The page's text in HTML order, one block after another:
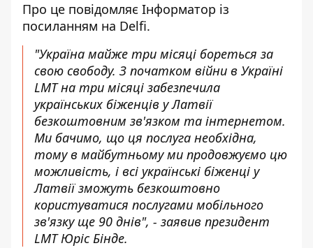
Про це повідомляє Інформатор із
посиланням на Delfi.
"Україна майже три місяці бореться за
свою свободу. З початком війни в Україні
LMT на три місяці забезпечила
українських біженців у Латвії
безкоштовним зв'язком та інтернетом.
Ми бачимо, що ця послуга необхідна,
тому в майбутньому ми продовжуємо цю
можливість, і всі українські біженці у
Латвії зможуть безкоштовно
користуватися послугами мобільного
зв'язку ще 90 днів", - заявив президент
LMT Юріс Бінде.